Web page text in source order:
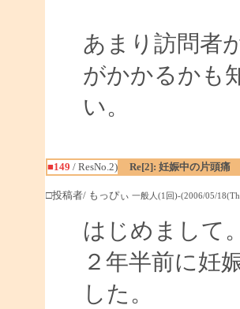
あまり訪問者
がかかるかも
い。
■149 / ResNo.2) Re[2]: 妊娠中の片頭痛
□投稿者/ もっぴぃ 一般人(1回)-(2006/05/
はじめまして
２年半前に妊
した。